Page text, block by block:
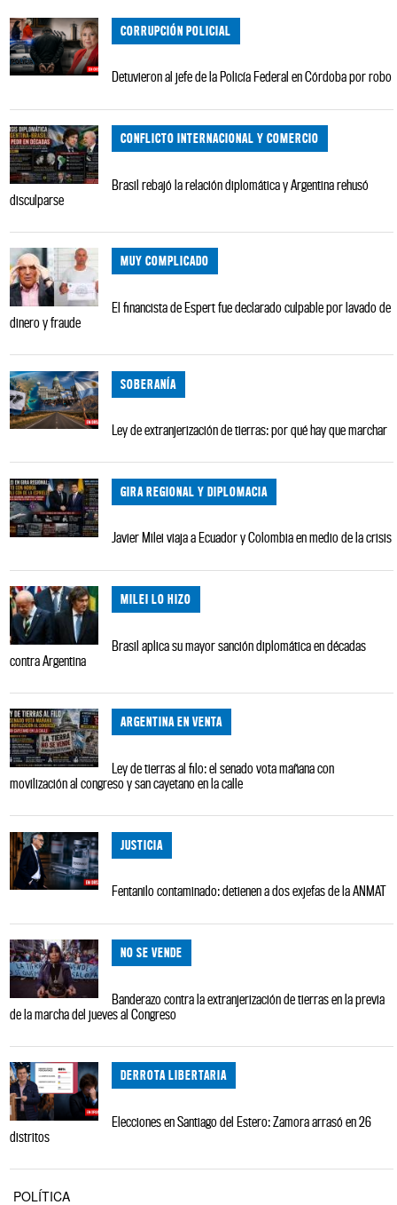
CORRUPCIÓN POLICIAL
Detuvieron al jefe de la Policía Federal en Córdoba por robo
CONFLICTO INTERNACIONAL Y COMERCIO
Brasil rebajó la relación diplomática y Argentina rehusó
disculparse
MUY COMPLICADO
El financista de Espert fue declarado culpable por lavado de
dinero y fraude
SOBERANÍA
Ley de extranjerización de tierras: por qué hay que marchar
GIRA REGIONAL Y DIPLOMACIA
Javier Milei viaja a Ecuador y Colombia en medio de la crisis
MILEI LO HIZO
Brasil aplica su mayor sanción diplomática en décadas
contra Argentina
ARGENTINA EN VENTA
Ley de tierras al filo: el senado vota mañana con
movilización al congreso y san cayetano en la calle
JUSTICIA
Fentanilo contaminado: detienen a dos exjefas de la ANMAT
NO SE VENDE
Banderazo contra la extranjerización de tierras en la previa
de la marcha del jueves al Congreso
DERROTA LIBERTARIA
Elecciones en Santiago del Estero: Zamora arrasó en 26
distritos
POLÍTICA